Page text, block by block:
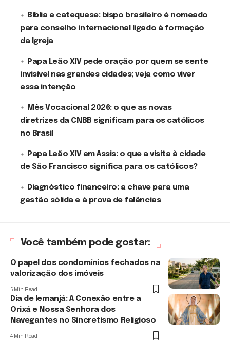
Bíblia e catequese: bispo brasileiro é nomeado
para conselho internacional ligado à formação
da Igreja
Papa Leão XIV pede oração por quem se sente
invisível nas grandes cidades; veja como viver
essa intenção
Mês Vocacional 2026: o que as novas
diretrizes da CNBB significam para os católicos
no Brasil
Papa Leão XIV em Assis: o que a visita à cidade
de São Francisco significa para os católicos?
Diagnóstico financeiro: a chave para uma
gestão sólida e à prova de falências
Você também pode gostar:
O papel dos condomínios fechados na
valorização dos imóveis
5 Min Read
Dia de Iemanjá: A Conexão entre a
Orixá e Nossa Senhora dos
Navegantes no Sincretismo Religioso
4 Min Read